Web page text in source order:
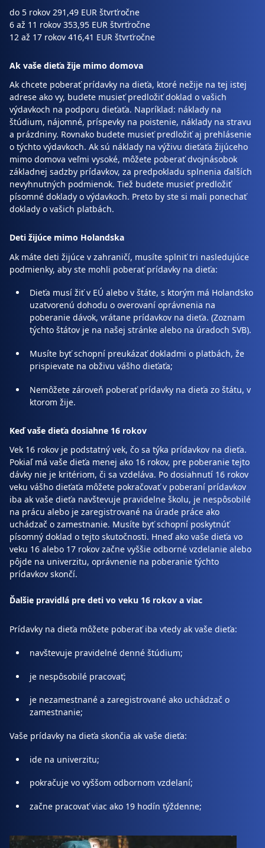
do 5 rokov 291,49 EUR štvrťročne
6 až 11 rokov 353,95 EUR štvrťročne
12 až 17 rokov 416,41 EUR štvrťročne
Ak vaše dieťa žije mimo domova
Ak chcete poberať prídavky na dieťa, ktoré nežije na tej istej
adrese ako vy, budete musieť predložiť doklad o vašich
výdavkoch na podporu dieťaťa. Napríklad: náklady na
štúdium, nájomné, príspevky na poistenie, náklady na stravu
a prázdniny. Rovnako budete musieť predložiť aj prehlásenie
o týchto výdavkoch. Ak sú náklady na výživu dieťaťa žijúceho
mimo domova veľmi vysoké, môžete poberať dvojnásobok
základnej sadzby prídavkov, za predpokladu splnenia ďalších
nevyhnutných podmienok. Tiež budete musieť predložiť
písomné doklady o výdavkoch. Preto by ste si mali ponechať
doklady o vašich platbách.
Deti žijúce mimo Holandska
Ak máte deti žijúce v zahraničí, musíte splniť tri nasledujúce
podmienky, aby ste mohli poberať prídavky na dieťa:
Dieťa musí žiť v EÚ alebo v štáte, s ktorým má Holandsko
uzatvorenú dohodu o overovaní oprávnenia na
poberanie dávok, vrátane prídavkov na dieťa. (Zoznam
týchto štátov je na našej stránke alebo na úradoch SVB).
Musíte byť schopní preukázať dokladmi o platbách, že
prispievate na obživu vášho dieťaťa;
Nemôžete zároveň poberať prídavky na dieťa zo štátu, v
ktorom žije.
Keď vaše dieťa dosiahne 16 rokov
Vek 16 rokov je podstatný vek, čo sa týka prídavkov na dieťa.
Pokiaľ má vaše dieťa menej ako 16 rokov, pre poberanie tejto
dávky nie je kritériom, či sa vzdeláva. Po dosiahnutí 16 rokov
veku vášho dieťaťa môžete pokračovať v poberaní prídavkov
iba ak vaše dieťa navštevuje pravidelne školu, je nespôsobilé
na prácu alebo je zaregistrované na úrade práce ako
uchádzač o zamestnanie. Musíte byť schopní poskytnúť
písomný doklad o tejto skutočnosti. Hneď ako vaše dieťa vo
veku 16 alebo 17 rokov začne vyššie odborné vzdelanie alebo
pôjde na univerzitu, oprávnenie na poberanie týchto
prídavkov skončí.
Ďalšie pravidlá pre deti vo veku 16 rokov a viac
Prídavky na dieťa môžete poberať iba vtedy ak vaše dieťa:
navštevuje pravidelné denné štúdium;
je nespôsobilé pracovať;
je nezamestnané a zaregistrované ako uchádzač o
zamestnanie;
Vaše prídavky na dieťa skončia ak vaše dieťa:
ide na univerzitu;
pokračuje vo vyššom odbornom vzdelaní;
začne pracovať viac ako 19 hodín týždenne;